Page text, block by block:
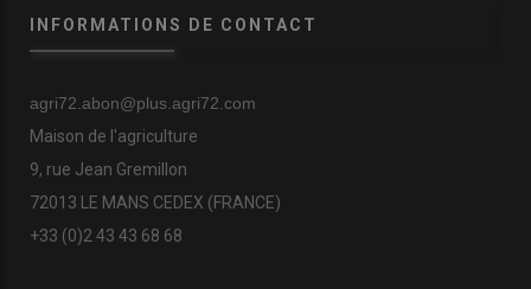
INFORMATIONS DE CONTACT
agri72.abon@plus.agri72.com
Maison de l'agriculture
9, rue Jean Gremillon
72013 LE MANS CEDEX (FRANCE)
+33 (0)2 43 43 68 68